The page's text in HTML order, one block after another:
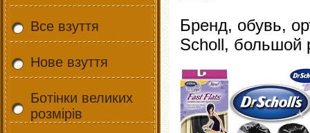
Все взуття
Нове взуття
Ботінки великих
розмірів
Бренд, обувь,
Scholl, большой